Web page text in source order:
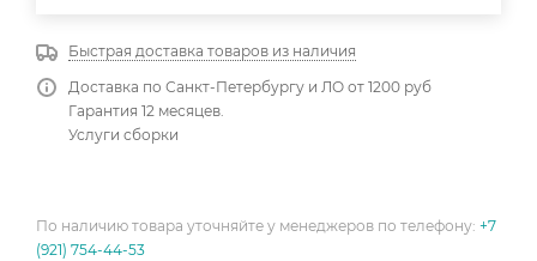
Быстрая доставка товаров из наличия
Доставка по Санкт-Петербургу и ЛО от 1200 руб
Гарантия 12 месяцев.
Услуги сборки
По наличию товара уточняйте у менеджеров по телефону: +7
(921) 754-44-53